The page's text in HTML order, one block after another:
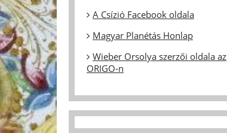
A Csízió Facebook oldala
Magyar Planétás Honlap
Wieber Orsolya szerzői oldala az
ORIGO-n